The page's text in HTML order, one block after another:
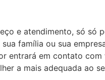
e atendimento, só
família ou sua
entrará em contato
a mais adequada ao